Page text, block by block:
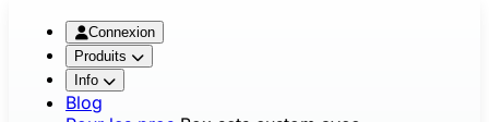
Connexion
Produits
Info
Blog